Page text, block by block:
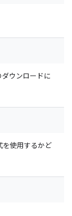
ウンロードに
使用するかど